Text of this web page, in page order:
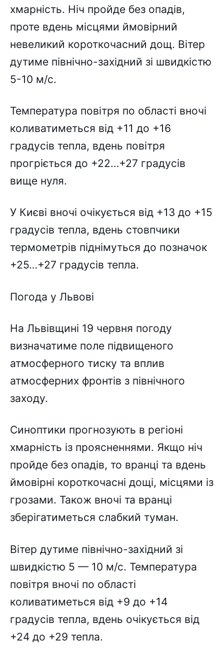
хмарність. Ніч пройде без опадів,
проте вдень місцями ймовірний
невеликий короткочасний дощ. Вітер
дутиме північно-західний зі швидкістю
5-10 м/с.
Температура повітря по області вночі
коливатиметься від +11 до +16
градусів тепла, вдень повітря
прогріється до +22…+27 градусів
вище нуля.
У Києві вночі очікується від +13 до +15
градусів тепла, вдень стовпчики
термометрів піднімуться до позначок
+25…+27 градусів тепла.
Погода у Львові
На Львівщині 19 червня погоду
визначатиме поле підвищеного
атмосферного тиску та вплив
атмосферних фронтів з північного
заходу.
Синоптики прогнозують в регіоні
хмарність із проясненнями. Якщо ніч
пройде без опадів, то вранці та вдень
ймовірні короткочасні дощі, місцями із
грозами. Також вночі та вранці
зберігатиметься слабкий туман.
Вітер дутиме північно-західний зі
швидкістю 5 — 10 м/с. Температура
повітря вночі по області
коливатиметься від +9 до +14
градусів тепла, вдень очікується від
+24 до +29 тепла.